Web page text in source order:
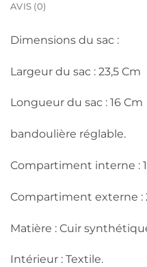
AVIS (0)
Dimensions du sac :
Largeur du sac : 23,5 Cm
Longueur du sac : 16 Cm
bandoulière réglable.
Compartiment interne : 1
Compartiment externe :
Matière : Cuir
Intérieur : Textile.